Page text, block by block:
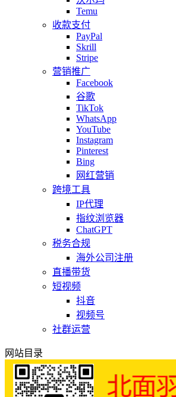
Temu
收款支付
PayPal
Skrill
Stripe
营销推广
Facebook
谷歌
TikTok
WhatsApp
YouTube
Instagram
Pinterest
Bing
网红营销
跨境工具
IP代理
指纹浏览器
ChatGPT
税务合规
海外公司注册
直播带货
短视频
抖音
视频号
社群运营
网站目录